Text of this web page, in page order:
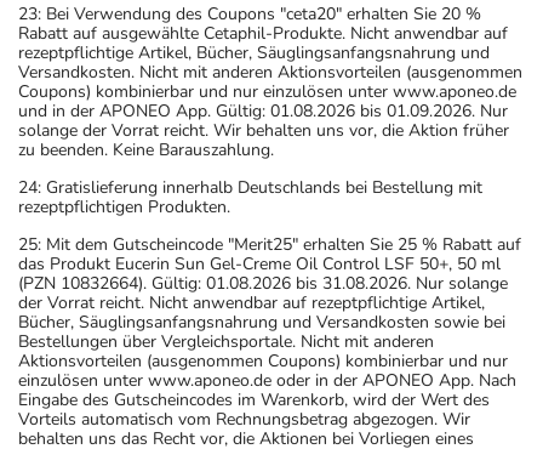
23: Bei Verwendung des Coupons "ceta20" erhalten Sie 20 %
Rabatt auf ausgewählte Cetaphil-Produkte. Nicht anwendbar auf
rezeptpflichtige Artikel, Bücher, Säuglingsanfangsnahrung und
Versandkosten. Nicht mit anderen Aktionsvorteilen (ausgenommen
Coupons) kombinierbar und nur einzulösen unter www.aponeo.de
und in der APONEO App. Gültig: 01.08.2026 bis 01.09.2026. Nur
solange der Vorrat reicht. Wir behalten uns vor, die Aktion früher
zu beenden. Keine Barauszahlung.
24: Gratislieferung innerhalb Deutschlands bei Bestellung mit
rezeptpflichtigen Produkten.
25: Mit dem Gutscheincode "Merit25" erhalten Sie 25 % Rabatt auf
das Produkt Eucerin Sun Gel-Creme Oil Control LSF 50+, 50 ml
(PZN 10832664). Gültig: 01.08.2026 bis 31.08.2026. Nur solange
der Vorrat reicht. Nicht anwendbar auf rezeptpflichtige Artikel,
Bücher, Säuglingsanfangsnahrung und Versandkosten sowie bei
Bestellungen über Vergleichsportale. Nicht mit anderen
Aktionsvorteilen (ausgenommen Coupons) kombinierbar und nur
einzulösen unter www.aponeo.de oder in der APONEO App. Nach
Eingabe des Gutscheincodes im Warenkorb, wird der Wert des
Vorteils automatisch vom Rechnungsbetrag abgezogen. Wir
behalten uns das Recht vor, die Aktionen bei Vorliegen eines